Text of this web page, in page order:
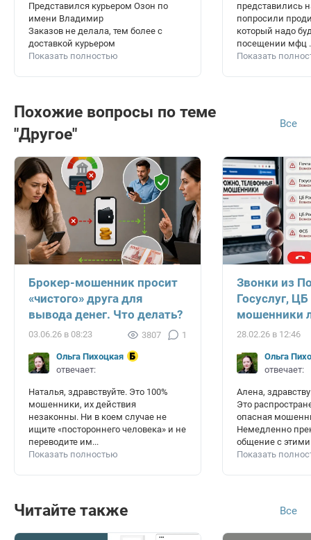
Представился курьером Озон по
имени Владимир
Заказов не делала, тем более с
доставкой курьером
Показать полностью
представились
попросили
который надо
посещении мфц .
Показать
Похожие вопросы по теме
"Другое"
Все
Брокер-мошенник просит
«чистого» друга для
вывода денег. Что делать?
03.06.26 в 08:23 3807 1
Ольга Пихоцкая
отвечает:
Наталья, здравствуйте. Это 100%
мошенники, их действия
незаконны. Ни в коем случае не
ищите «постороннего человека» и не
переводите им...
Показать полностью
Звонки из
Госуслуг,
мошенники
28.02.26 в 12:46
Ольга
отвечает:
Алена,
Это
опасная
Немедленно
общение с
Показать
Читайте также Все